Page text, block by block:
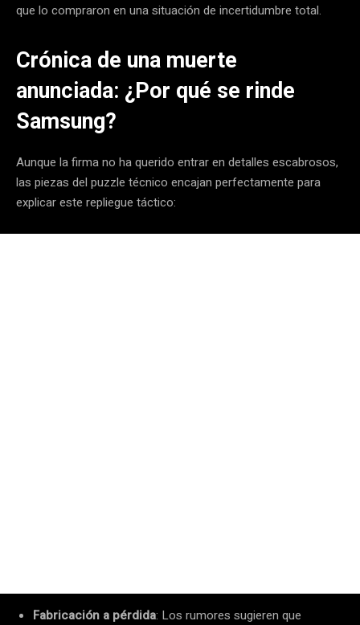
que lo compraron en una situación de incertidumbre total.
Crónica de una muerte
anunciada: ¿Por qué se rinde
Samsung?
Aunque la firma no ha querido entrar en detalles escabrosos,
las piezas del puzzle técnico encajan perfectamente para
explicar este repliegue táctico:
Fabricación a pérdida: Los rumores sugieren que